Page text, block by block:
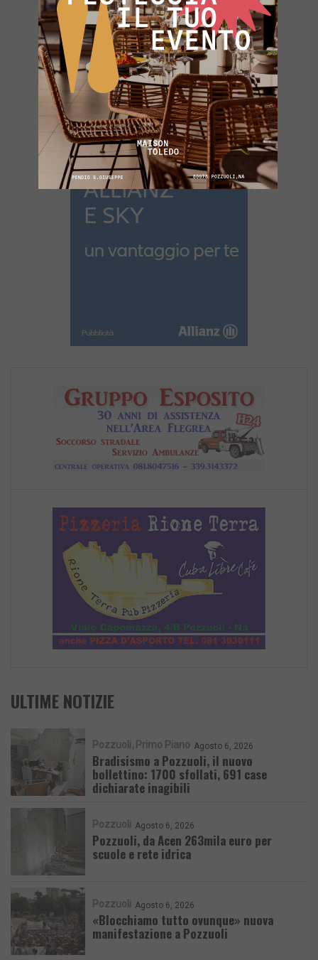
ULTIME NOTIZIE
Pozzuoli Primo Piano Agosto 6, 2026
Bradisismo a Pozzuoli, il nuovo
bollettino: 1700 sfollati, 691 case
dichiarate inagibili
Pozzuoli Agosto 6, 2026
Pozzuoli, da Acen 263mila euro per
scuole e rete idrica
Pozzuoli Agosto 6, 2026
«Blocchiamo tutto ovunque» nuova
manifestazione a Pozzuoli